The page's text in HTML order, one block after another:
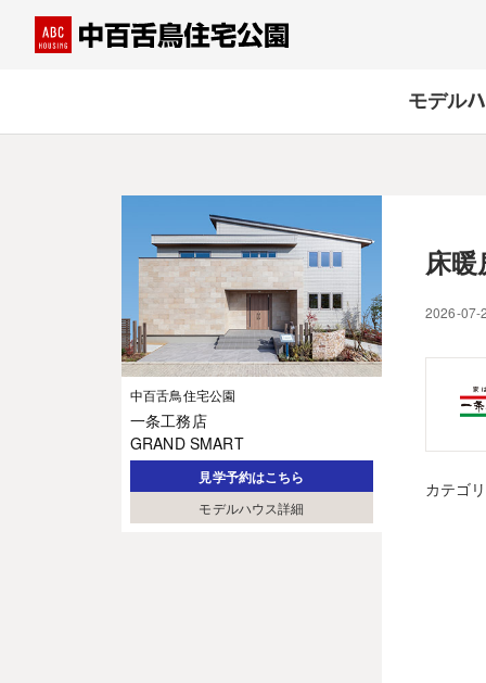
モデル
中百舌鳥住宅公園
一条工務店
GRAND SMART
見学予約はこちら
モデルハウス詳細
床
2026-07-
カテゴ